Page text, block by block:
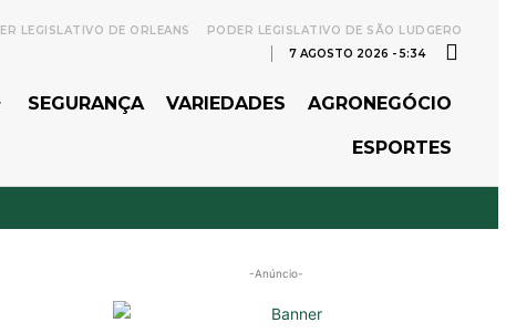
LEGISLATIVO DE ORLEANS
PODER LEGISLATIVO DE SÃO LUDGERO
7 AGOSTO 2026 - 5:34
SEGURANÇA VARIEDADES AGRONEGÓCIO
ESPORTES
-Anúncio-